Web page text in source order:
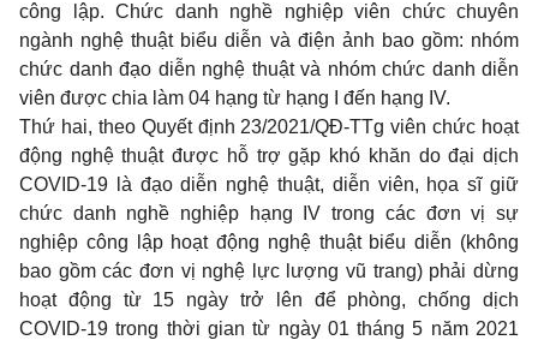
công lập. Chức danh nghề nghiệp viên chức chuyên
ngành nghệ thuật biểu diễn và điện ảnh bao gồm: nhóm
chức danh đạo diễn nghệ thuật và nhóm chức danh diễn
viên được chia làm 04 hạng từ hạng I đến hạng IV.
Thứ hai, theo Quyết định 23/2021/QĐ-TTg viên chức hoạt
động nghệ thuật được hỗ trợ gặp khó khăn do đại dịch
COVID-19 là đạo diễn nghệ thuật, diễn viên, họa sĩ giữ
chức danh nghề nghiệp hạng IV trong các đơn vị sự
nghiệp công lập hoạt động nghệ thuật biểu diễn (không
bao gồm các đơn vị nghệ lực lượng vũ trang) phải dừng
hoạt động từ 15 ngày trở lên để phòng, chống dịch
COVID-19 trong thời gian từ ngày 01 tháng 5 năm 2021